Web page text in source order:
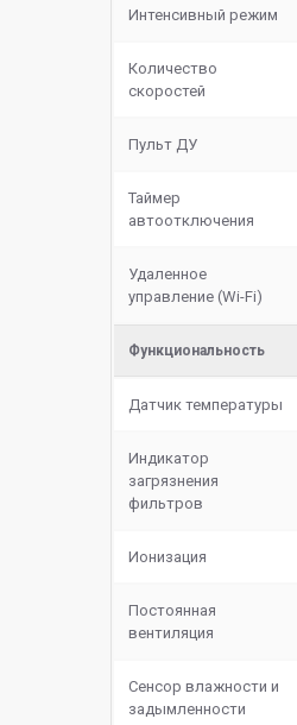
Интенсивный режим
Количество
скоростей
Пульт ДУ
Таймер
автоотключения
Удаленное
управление (Wi-Fi)
Функциональность
Датчик температуры
Индикатор
загрязнения
фильтров
Ионизация
Постоянная
вентиляция
Сенсор влажности и
задымленности